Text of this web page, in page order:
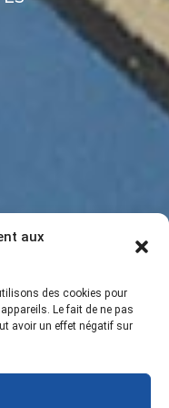
aux
des cookies pour
Le fait de ne pas
avoir un effet négatif sur